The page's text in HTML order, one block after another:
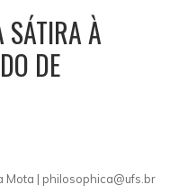
SÁTIRA À
DE
Mota | philosophica@ufs.br